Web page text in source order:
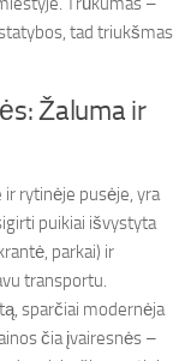
tad triukšmas
Žaluma ir
rytinėje pusėje, yra
puikiai išvystyta
parkai) ir
transportu.
sparčiai modernėja
čia įvairesnės –